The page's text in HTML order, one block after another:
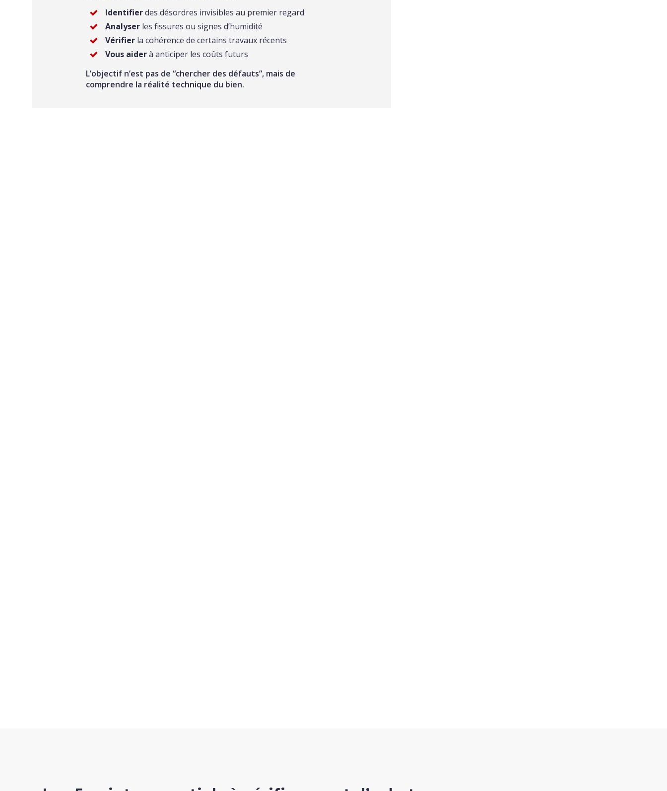
Identifierdes désordres invisibles au premier regard
Analyserles fissures ou signes d’humidité
Vérifierla cohérence de certains travaux récents
Vous aiderà anticiper les coûts futurs
L’objectif n’est pas de “chercher des défauts”, mais de
comprendre la réalité technique du bien.